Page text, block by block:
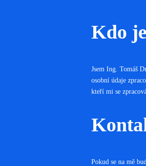
Kdo
Jsem Ing. Tomáš
osobní údaje
kteří mi se
Pokud se na mě